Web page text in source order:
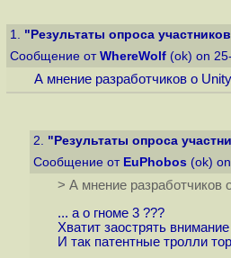
1. "Результаты опроса
Сообщение от WhereWolf (ok) on
А мнение разработчиков о
2. "Результаты опроса
Сообщение от EuPhobos (ok)
> А мнение разработчиков
... а о гноме 3 ???
Хватит заострять
И так патентные тролли